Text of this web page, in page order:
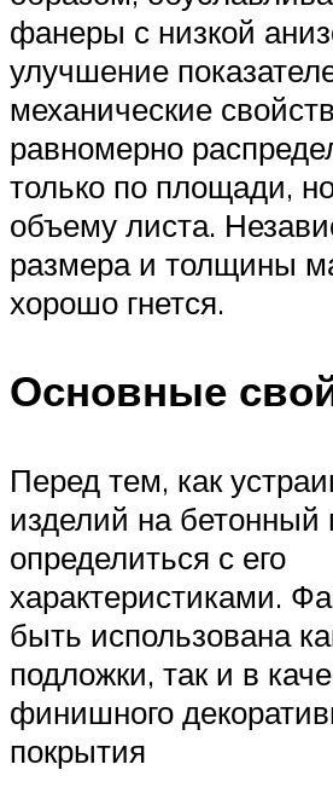
фанеры с низкой
улучшение
механические
равномерно
только по площади,
объему листа.
размера и толщины
хорошо гнется.
Основные
Перед тем, как
изделий на бетонный
определиться с его
характеристиками.
быть использована
подложки, так и в
финишного
покрытия